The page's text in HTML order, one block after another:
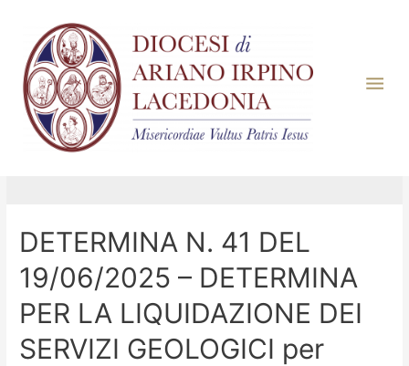
Giorno:19 Giugno
2025
DETERMINA N. 41 DEL
19/06/2025 – DETERMINA
PER LA LIQUIDAZIONE DEI
SERVIZI GEOLOGICI per